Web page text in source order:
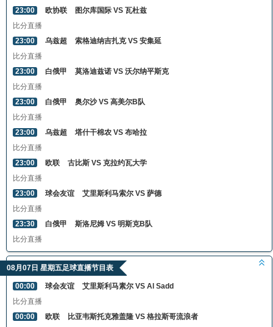
23:00
欧协联
图尔库国际 VS 瓦杜兹
比分直播
23:00
乌兹超
索格迪纳吉扎克 VS 安集延
比分直播
23:00
白俄甲
莫洛迪兹诺 VS 沃尔纳平斯克
比分直播
23:00
白俄甲
奥尔沙 VS 高美尔B队
比分直播
23:00
乌兹超
塔什干棉农 VS 布哈拉
比分直播
23:00
欧联
古比斯 VS 克拉约瓦大学
比分直播
23:00
球会友谊
艾里斯利马索尔 VS 萨德
比分直播
23:30
白俄甲
斯洛尼姆 VS 明斯克B队
比分直播
08月07日 星期五足球直播节目表
00:00 球会友谊
艾里斯利马素尔 VS Al Sadd
比分直播
00:00
欧联 比亚韦斯托克雅盖隆 VS 格拉斯哥流浪者